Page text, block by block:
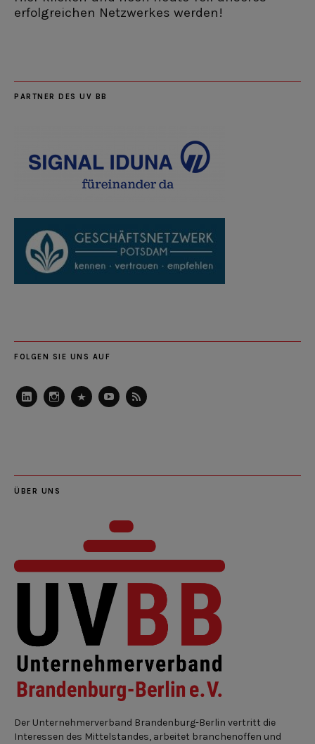
erfolgreichen Netzwerkes werden!
PARTNER DES UV BB
FOLGEN SIE UNS AUF
ÜBER UNS
Der Unternehmerverband Brandenburg-Berlin vertritt die
Interessen des Mittelstandes, arbeitet branchenoffen und